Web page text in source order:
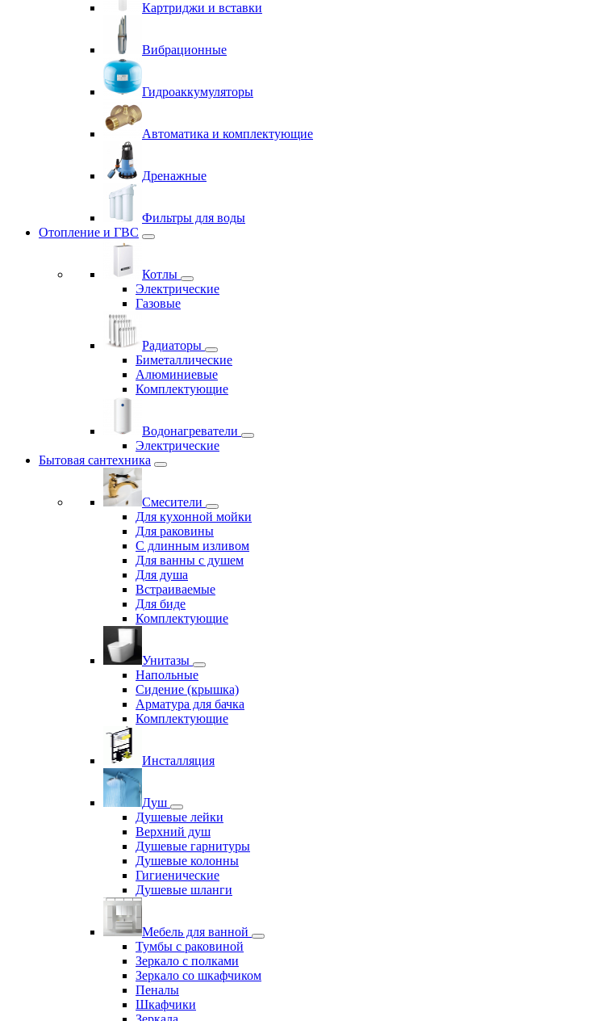
Картриджи и вставки
Вибрационные
Гидроаккумуляторы
Автоматика и комплектующие
Дренажные
Фильтры для воды
Отопление и ГВС
Котлы
Электрические
Газовые
Радиаторы
Биметаллические
Алюминиевые
Комплектующие
Водонагреватели
Электрические
Бытовая сантехника
Смесители
Для кухонной мойки
Для раковины
С длинным изливом
Для ванны с душем
Для душа
Встраиваемые
Для биде
Комплектующие
Унитазы
Напольные
Сидение (крышка)
Арматура для бачка
Комплектующие
Инсталляция
Душ
Душевые лейки
Верхний душ
Душевые гарнитуры
Душевые колонны
Гигиенические
Душевые шланги
Мебель для ванной
Тумбы с раковиной
Зеркало с полками
Зеркало со шкафчиком
Пеналы
Шкафчики